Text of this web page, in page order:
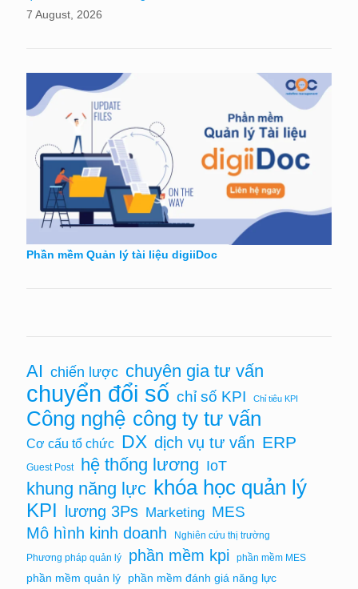
7 August, 2026
Phần mềm Quản lý tài liệu digiiDoc
AI chiến lược chuyên gia tư vấn
chuyển đổi số chỉ số KPI Chỉ tiêu KPI
Công nghệ công ty tư vấn
Cơ cấu tổ chức DX dịch vụ tư vấn ERP
Guest Post hệ thống lương IoT
khung năng lực khóa học quản lý
KPI lương 3Ps Marketing MES
Mô hình kinh doanh
Nghiên cứu thị trường
Phương pháp quản lý
phần mềm kpi phần mềm MES
phần mềm quản lý phần mềm đánh giá năng lực